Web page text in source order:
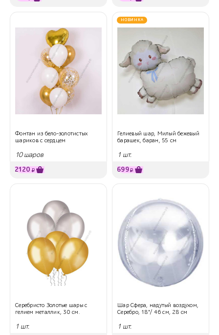
Фонтан из бело-золотистых
шариков с сердцем
10 шаров
2120 ₽
НОВИНКА
Гелиевый шар, Милый бежевый
барашек, баран, 55 см
1 шт.
699₽
Серебристо Золотые шары с
гелием металлик, 30 см.
1 шт.
Шар Сфера, надутый воздухом,
Серебро, 18"/ 46 см, 28 см
1 шт.